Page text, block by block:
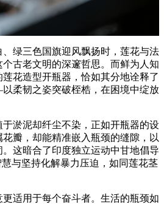
绿三色国旗迎风飘扬时，莲花与法
古老文明的深邃哲思。而鲜为人知
花造型开瓶器，恰如其分地诠释了
柔韧之姿突破桎梏，在困境中绽放
淤泥却纤尘不染，正如开瓶器的设
瓣，却能精准嵌入瓶颈的缝隙，以
这暗合了印度独立运动中甘地倡导
与坚持化解暴力压迫，如同莲花茎
适用于每个奋斗者。生活的瓶颈如